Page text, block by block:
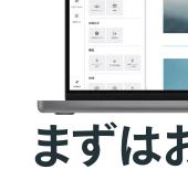
まずは